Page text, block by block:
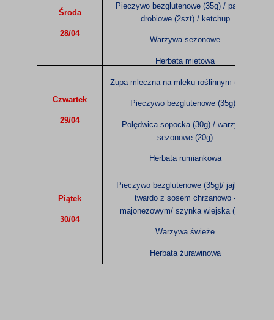
Środa
28/04
Pieczywo bezglutenowe (35g) / parówki
drobiowe (2szt) / ketchup
Warzywa sezonowe
Herbata miętowa
Czwartek
29/04
Zupa mleczna na mleku roślinnym (200ml)
Pieczywo bezglutenowe (35g) /
Polędwica sopocka (30g) / warzywa
sezonowe (20g)
Herbata rumiankowa
Piątek
30/04
Pieczywo bezglutenowe (35g)/ jajko na
twardo z sosem chrzanowo -
majonezowym/ szynka wiejska (30g)
Warzywa świeże
Herbata żurawinowa